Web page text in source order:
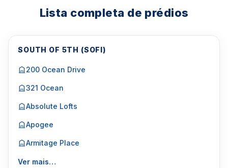
Lista completa de prédios
SOUTH OF 5TH (SOFI)
200 Ocean Drive
321 Ocean
Absolute Lofts
Apogee
Armitage Place
Ver mais…